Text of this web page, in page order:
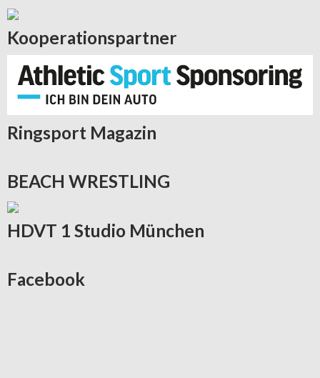
Kooperationspartner
Ringsport Magazin
BEACH WRESTLING
HDVT 1 Studio München
Facebook